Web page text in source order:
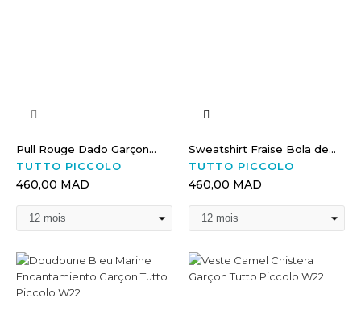
Pull Rouge Dado Garçon...
TUTTO PICCOLO
460,00 MAD
Sweatshirt Fraise Bola de...
TUTTO PICCOLO
460,00 MAD